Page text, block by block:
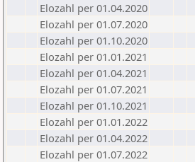
Elozahl per 01.04.2020
Elozahl per 01.07.2020
Elozahl per 01.10.2020
Elozahl per 01.01.2021
Elozahl per 01.04.2021
Elozahl per 01.07.2021
Elozahl per 01.10.2021
Elozahl per 01.01.2022
Elozahl per 01.04.2022
Elozahl per 01.07.2022